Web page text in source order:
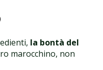
la bontà del
marocchino, non